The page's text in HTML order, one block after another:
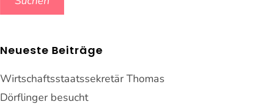
Neueste Beiträge
Wirtschaftsstaatssekretär Thomas
Dörflinger besucht